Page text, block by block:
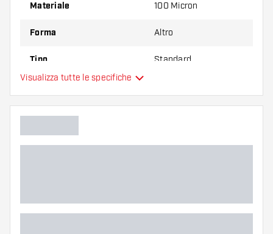
Materiale 100 Micron
Forma Altro
Tipo Standard
Colore principale
Visualizza tutte le specifiche